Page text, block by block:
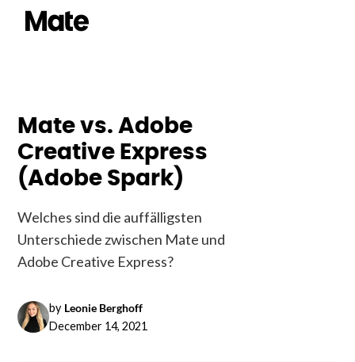
Mate vs. Adobe
Creative Express
(Adobe Spark)
Welches sind die auffälligsten
Unterschiede zwischen Mate und
Adobe Creative Express?
by Leonie Berghoff
December 14, 2021